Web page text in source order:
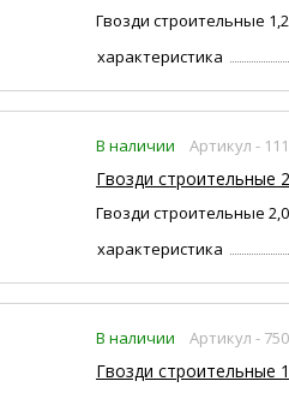
Гвозди строительные
характеристика
В наличии Артикул -
Гвозди строительные
Гвозди строительные
характеристика
В наличии Артикул -
Гвозди строительные